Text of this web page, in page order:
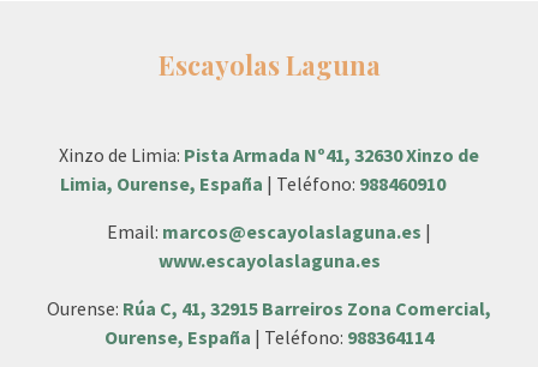
Escayolas Laguna
Xinzo de Limia: Pista Armada Nº41, 32630 Xinzo de
Limia, Ourense, España | Teléfono: 988460910
Email: marcos@escayolaslaguna.es |
www.escayolaslaguna.es
Ourense: Rúa C, 41, 32915 Barreiros Zona Comercial,
Ourense, España | Teléfono: 988364114